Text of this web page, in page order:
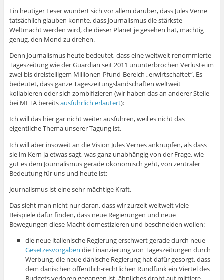
Ein heutiger Leser wundert sich vor allem darüber, dass Jules Verne
tatsächlich glauben konnte, dass Journalismus die stärkste
Weltmacht werden wird, die dieser Planet je gesehen hat, mächtig
genug, den Mond zu drehen.
Denn Journalismus heute bedeutet, dass eine weltweit renommierte
Tageszeitung wie der Guardian seit 2011 ununterbrochen Verluste im
zwei bis dreistelligem Millionen-Pfund-Bereich „erwirtschaftet“. Es
bedeutet, dass ganze Tageszeitungslandschaften weltweit
kollabieren oder sich zombifizieren (wir haben das an anderer Stelle
bei META bereitsausführlich erläutert):
Ich will das hier gar nicht weiter ausführen, weil es nicht das
eigentliche Thema unserer Tagung ist.
Ich will aber insoweit an die Vision Jules Vernes anknüpfen, als dass
sie im Kern ja etwas sagt, was ganz unabhängig von der Frage, wie
gut es dem Journalismus gerade ökonomisch geht, von zentraler
Bedeutung für uns und heute ist:
Journalismus ist eine sehr mächtige Kraft.
Das sieht man nicht nur daran, dass wir zurzeit weltweit viele
Beispiele dafür finden, dass neue Regierungen und neue
Bewegungen diese Macht domestizieren und beschneiden wollen:
die neue italienische Regierung erschwert gerade durch neue
Gesetzesvorgaben die Finanzierung von Tageszeitungen durch
Werbung, die neue dänische Regierung hat dafür gesorgt, dass
dem dänischen öffentlich-rechtlichen Rundfunk ein Viertel des